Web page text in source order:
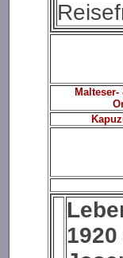
Malteser-